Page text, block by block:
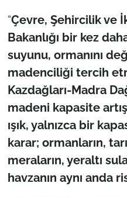
“Çevre, Şehircilik ve
Bakanlığı bir kez
suyunu, ormanını
madenciliği tercih
Kazdağları-Madra
madeni kapasite
ışık, yalnızca bir
karar; ormanların,
meraların, yeraltı
havzanın aynı anda